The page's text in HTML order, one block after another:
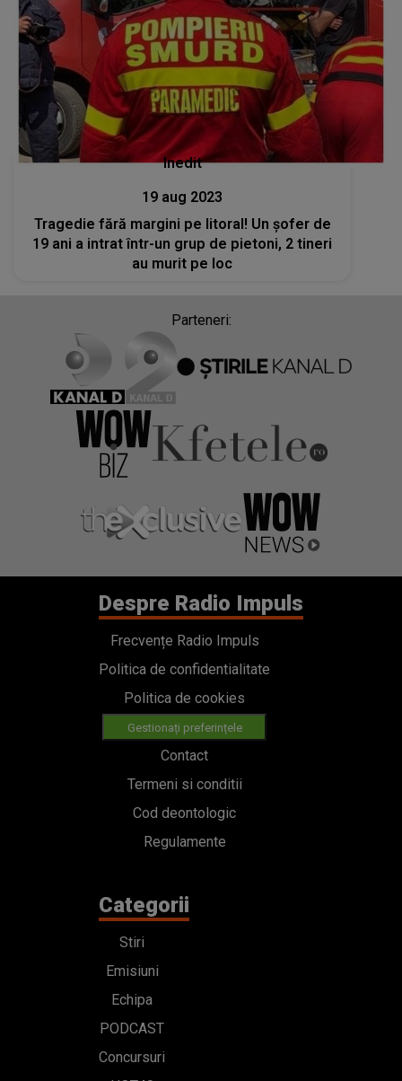
Inedit
19 aug 2023
Tragedie fără margini pe litoral! Un șofer de
19 ani a intrat într-un grup de pietoni, 2 tineri
au murit pe loc
Parteneri:
Despre Radio Impuls
Frecvențe Radio Impuls
Politica de confidentialitate
Politica de cookies
Gestionați preferințele
Contact
Termeni si conditii
Cod deontologic
Regulamente
Categorii
Stiri
Emisiuni
Echipa
PODCAST
Concursuri